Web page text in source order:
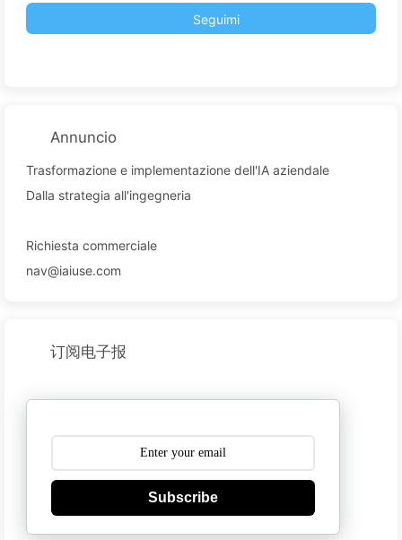
Seguimi
Annuncio
Trasformazione e implementazione dell'IA aziendale
Dalla strategia all'ingegneria
Richiesta commerciale
nav@iaiuse.com
订阅电子报
Subscribe